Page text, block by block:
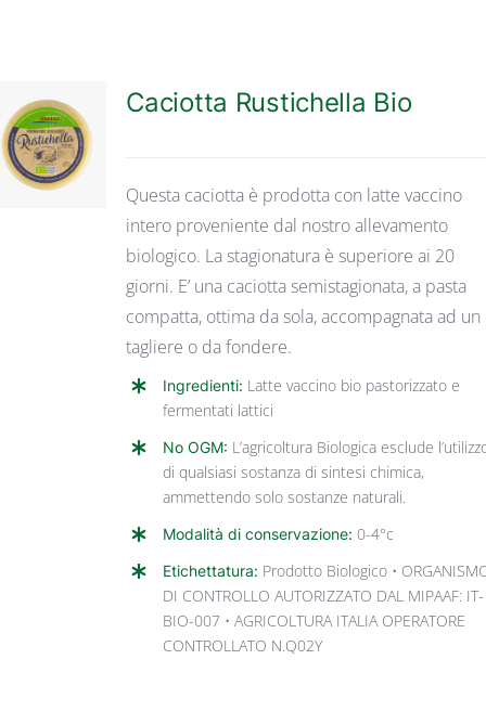
DETTAGLI
Caciotta Rustichella Bio
Questa caciotta è prodotta con latte vaccino
intero proveniente dal nostro allevamento
biologico. La stagionatura è superiore ai 20
giorni. E’ una caciotta semistagionata, a pasta
compatta, ottima da sola, accompagnata ad un
tagliere o da fondere.
Ingredienti: Latte vaccino bio pastorizzato e
fermentati lattici
No OGM: L’agricoltura Biologica esclude
di qualsiasi sostanza di sintesi chimica,
ammettendo solo sostanze naturali.
Modalità di conservazione: 0-4°c
Etichettatura: Prodotto Biologico •
DI CONTROLLO AUTORIZZATO DAL MIPAAF: IT-
BIO-007 • AGRICOLTURA ITALIA OPERATORE
CONTROLLATO N.Q02Y